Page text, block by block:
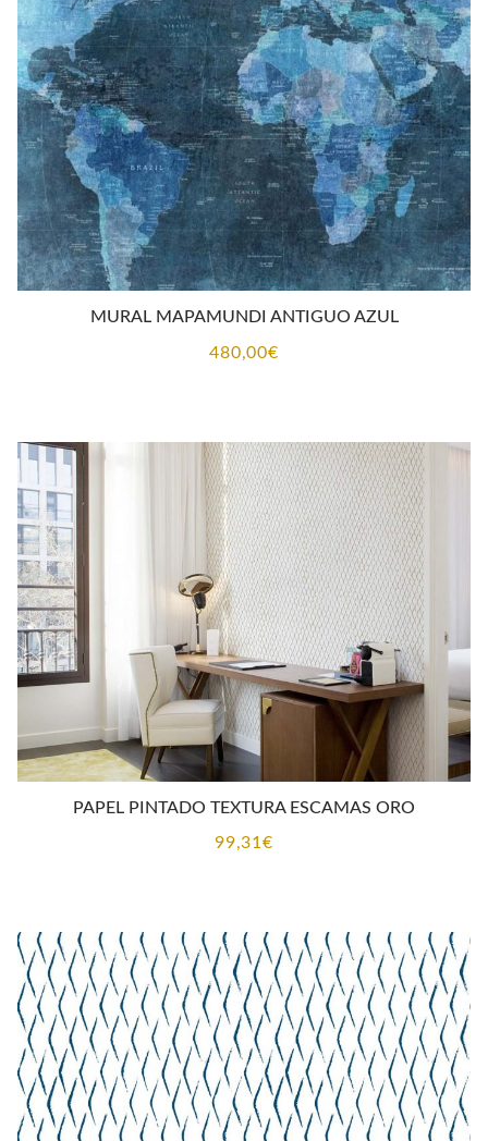
MURAL MAPAMUNDI ANTIGUO AZUL
480,00€
PAPEL PINTADO TEXTURA ESCAMAS ORO
99,31€